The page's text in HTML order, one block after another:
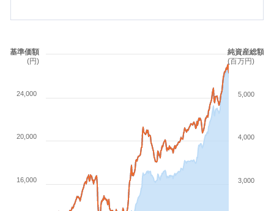
基準価額
(円)
純資産総額
(百万円)
3,000
4,000
5,000
16,000
20,000
24,000